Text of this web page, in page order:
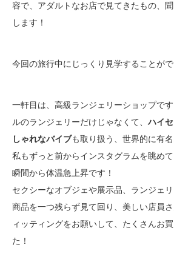
容で、アダルトなお店で見てきたもの、
します！
今回の旅行中にじっくり見学することがで
一軒目は、高級ランジェリーショップで
ルのランジェリーだけじゃなくて、ハイ
しゃれなバイブも取り扱う、世界的に有
私もずっと前からインスタグラムを眺め
瞬間から体温急上昇です！
セクシーなオブジェや展示品、ランジェ
商品を一つ残らず見て回り、美しい店員
ィッティングをお願いして、たくさんお
た！